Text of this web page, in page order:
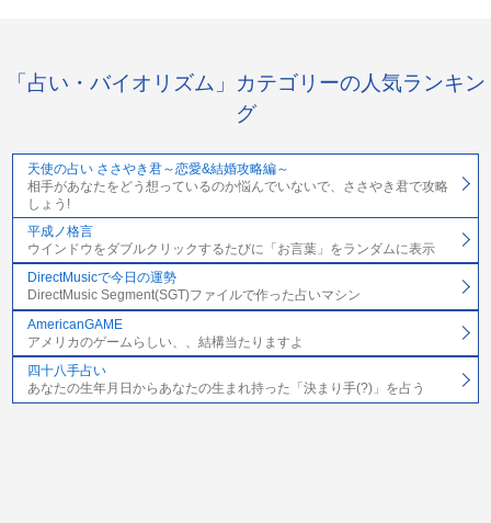
「占い・バイオリズム」カテゴリーの人気ランキン
グ
天使の占い ささやき君～恋愛&結婚攻略編～
相手があなたをどう想っているのか悩んでいないで、ささやき君で攻略
しょう!
平成ノ格言
ウインドウをダブルクリックするたびに「お言葉」をランダムに表示
DirectMusicで今日の運勢
DirectMusic Segment(SGT)ファイルで作った占いマシン
AmericanGAME
アメリカのゲームらしい、、結構当たりますよ
四十八手占い
あなたの生年月日からあなたの生まれ持った「決まり手(?)」を占う